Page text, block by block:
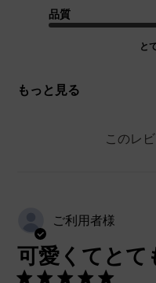
品質
と
もっと見る
このレ
ご利用者様
可愛くてとて